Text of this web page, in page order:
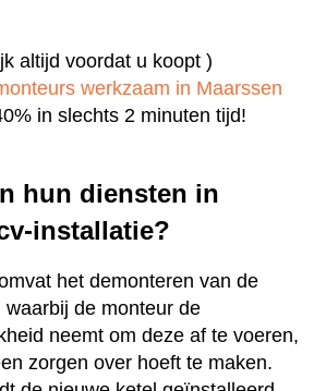
altijd voordat u koopt )
werkzaam in Maarssen
in slechts 2 minuten tijd!
hun diensten in
installatie?
het demonteren van de
de monteur de
neemt om deze af te voeren,
zorgen over hoeft te maken.